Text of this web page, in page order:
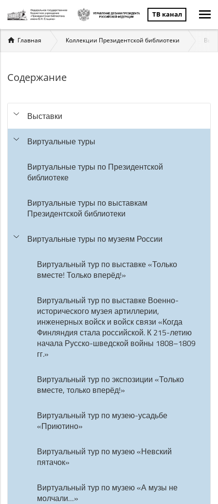
ТВ канал
Вы
здесь
Главная Коллекции Президентской библиотеки
Содержание
Выставки
Виртуальные туры
Виртуальные туры по Президентской
библиотеке
Виртуальные туры по выставкам
Президентской библиотеки
Виртуальные туры по музеям России
Виртуальный тур по выставке «Только
вместе! Только вперёд!»
Виртуальный тур по выставке Военно-
исторического музея артиллерии,
инженерных войск и войск связи «Когда
Финляндия стала российской. К 215-летию
начала Русско-шведской войны 1808–1809
гг.»
Виртуальный тур по экспозиции «Только
вместе, только вперёд!»
Виртуальный тур по музею-усадьбе
«Приютино»
Виртуальный тур по музею «Невский
пятачок»
Виртуальный тур по музею «А музы не
молчали…»